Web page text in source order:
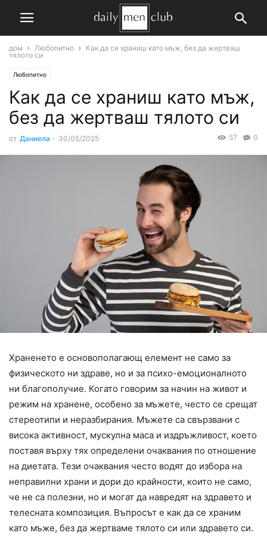
дом Любопитно
Как да се храниш като мъж, без да жертваш
тялото си
Любопитно
Как да се храниш като мъж,
без да жертваш тялото си
от Даниела - 30/05/2025 0
57
Храненето е основополагающ елемент не само за
физическото ни здраве, но и за психо-емоционалното
ни благополучие. Когато говорим за начин на живот и
режим на хранене, особено за мъжете, често се срещат
стереотипи и неразбирания. Мъжете са свързвани с
висока активност, мускулна маса и издръжливост, което
поставя върху тях определени очаквания по отношение
на диетата. Тези очаквания често водят до избора на
неправилни храни и дори до крайности, които не само,
че не са полезни, но и могат да навредят на здравето и
телесната композиция. Въпросът е как да се храним
като мъже, без да жертваме тялото си или здравето си.